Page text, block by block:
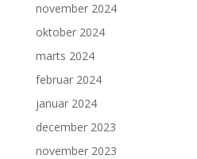
november 2024
oktober 2024
marts 2024
februar 2024
januar 2024
december 2023
november 2023